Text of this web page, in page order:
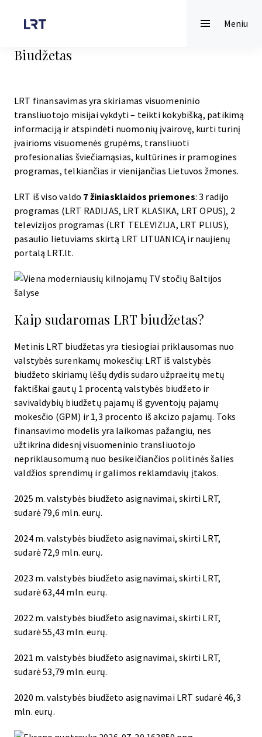
Meniu
Biudžetas
LRT finansavimas yra skiriamas visuomeninio
transliuotojo misijai vykdyti – teikti kokybišką, patikimą
informaciją ir atspindėti nuomonių įvairovę, kurti turinį
įvairioms visuomenės grupėms, transliuoti
profesionalias šviečiamąsias, kultūrines ir pramogines
programas, telkiančias ir vienijančias Lietuvos žmones.
LRT iš viso valdo 7 žiniasklaidos priemones: 3 radijo
programas (LRT RADIJAS, LRT KLASIKA, LRT OPUS), 2
televizijos programas (LRT TELEVIZIJA, LRT PLIUS),
pasaulio lietuviams skirtą LRT LITUANICĄ ir naujienų
portalą LRT.lt.
Kaip sudaromas LRT biudžetas?
Metinis LRT biudžetas yra tiesiogiai priklausomas nuo
valstybės surenkamų mokesčių: LRT iš valstybės
biudžeto skiriamų lėšų dydis sudaro užpraeitų metų
faktiškai gautų 1 procentą valstybės biudžeto ir
savivaldybių biudžetų pajamų iš gyventojų pajamų
mokesčio (GPM) ir 1,3 procento iš akcizo pajamų. Toks
finansavimo modelis yra laikomas pažangiu, nes
užtikrina didesnį visuomeninio transliuotojo
nepriklausomumą nuo besikeičiančios politinės šalies
valdžios sprendimų ir galimos reklamdavių įtakos.
2025 m. valstybės biudžeto asignavimai, skirti LRT,
sudarė 79,6 mln. eurų.
2024 m. valstybės biudžeto asignavimai, skirti LRT,
sudarė 72,9 mln. eurų.
2023 m. valstybės biudžeto asignavimai, skirti LRT,
sudarė 63,44 mln. eurų.
2022 m. valstybės biudžeto asignavimai, skirti LRT,
sudarė 55,43 mln. eurų.
2021 m. valstybės biudžeto asignavimai, skirti LRT,
sudarė 53,79 mln. eurų.
2020 m. valstybės biudžeto asignavimai LRT sudarė 46,3
mln. eurų.